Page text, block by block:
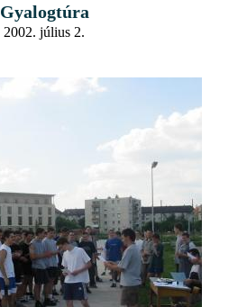
Gyalogtúra
2002. július 2.